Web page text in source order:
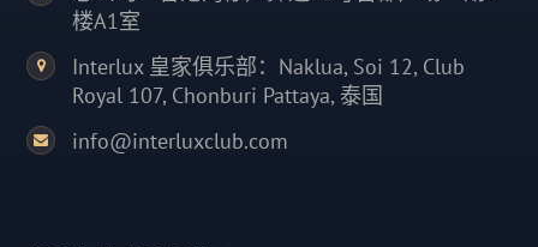
楼A1室
Interlux 皇家俱乐部：Naklua, Soi 12, Club
Royal 107, Chonburi Pattaya, 泰国
info@interluxclub.com